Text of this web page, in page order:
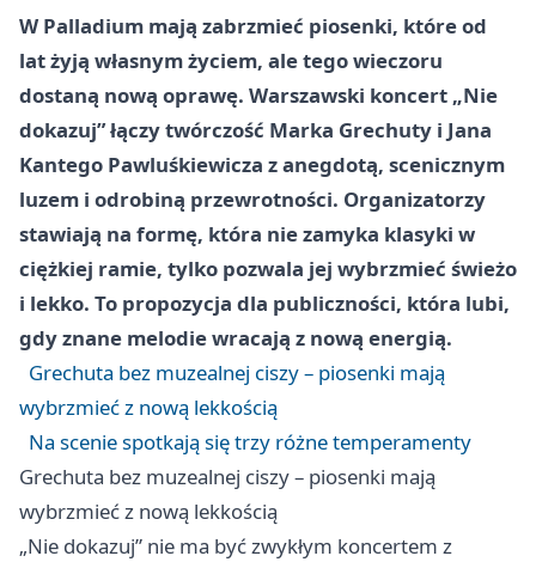
W Palladium mają zabrzmieć piosenki, które od
lat żyją własnym życiem, ale tego wieczoru
dostaną nową oprawę. Warszawski koncert „Nie
dokazuj” łączy twórczość Marka Grechuty i Jana
Kantego Pawluśkiewicza z anegdotą, scenicznym
luzem i odrobiną przewrotności. Organizatorzy
stawiają na formę, która nie zamyka klasyki w
ciężkiej ramie, tylko pozwala jej wybrzmieć świeżo
i lekko. To propozycja dla publiczności, która lubi,
gdy znane melodie wracają z nową energią.
Grechuta bez muzealnej ciszy – piosenki mają
wybrzmieć z nową lekkością
Na scenie spotkają się trzy różne temperamenty
Grechuta bez muzealnej ciszy – piosenki mają
wybrzmieć z nową lekkością
„Nie dokazuj” nie ma być zwykłym koncertem z